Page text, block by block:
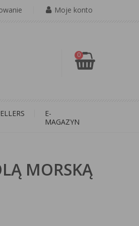
Moje konto
0
E-
MAGAZYN
MORSKĄ